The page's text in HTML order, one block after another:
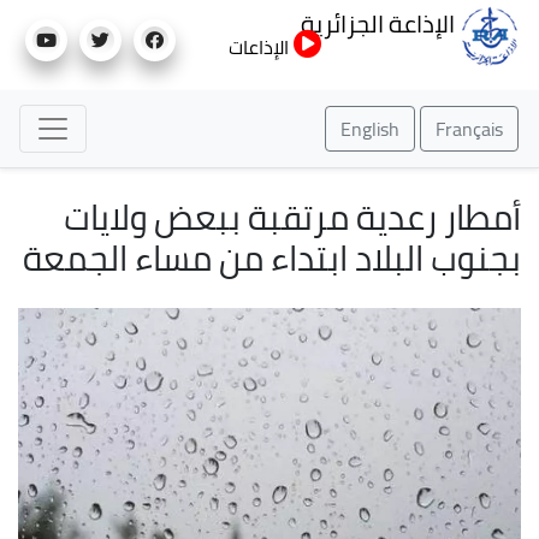
إلى
الإذاعة الجزائرية
الإذاعات
Français
English
أمطار رعدية مرتقبة ببعض ولايات
بجنوب البلاد ابتداء من مساء الجمعة